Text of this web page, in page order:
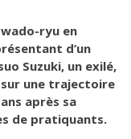
ryu en
d’un
Suzuki, un exilé,
une trajectoire
après sa
de pratiquants.